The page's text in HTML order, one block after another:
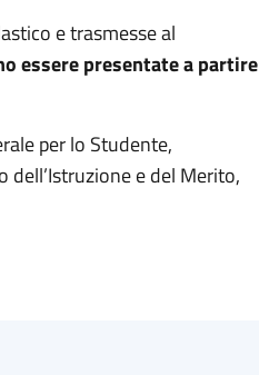
e trasmesse al
essere presentate a partire
per lo Studente,
dell’Istruzione e del Merito,